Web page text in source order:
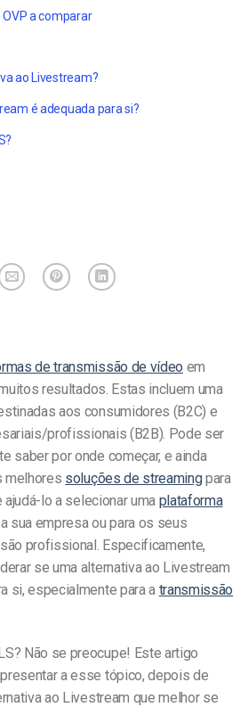
a comparar
ao Livestream?
é adequada para si?
de transmissão de vídeo em
resultados. Estas incluem uma
aos consumidores (B2C) e
profissionais (B2B). Pode ser
saber por onde começar, e ainda
melhores soluções de streamingpara
lo a selecionar uma plataforma
sua empresa ou para os seus
profissional. Especificamente,
se uma alternativa ao Livestream
si, especialmente para a transmissão
Não se preocupe! Este artigo
a esse tópico, depois de
ao Livestream que melhor se